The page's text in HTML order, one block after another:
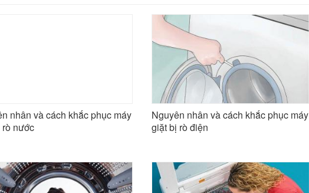
nhân và cách khắc phục máy
nước
Nguyên nhân và cách khắc phục máy
giặt bị rò điện